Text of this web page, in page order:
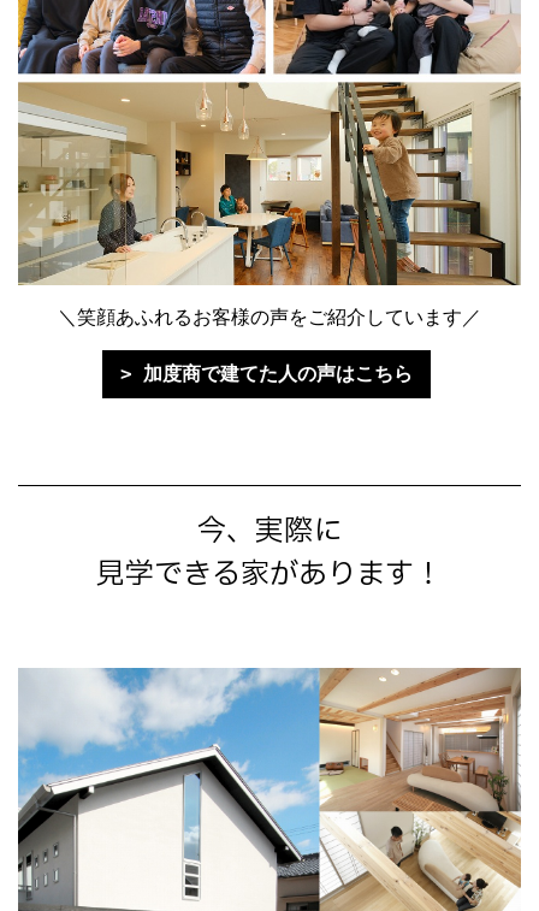
＼笑顔あふれるお客様の声をご紹介しています／
加度商で建てた人の声はこちら
今、実際に
見学できる家があります！